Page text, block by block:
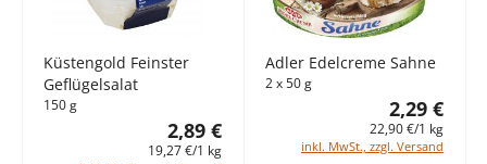
Küstengold Feinster
Geflügelsalat
150 g
2,89 €
19,27 €/1 kg
Adler Edelcreme Sahne
2 x 50 g
2,29 €
22,90 €/1 kg
inkl. MwSt., zzgl. Versand